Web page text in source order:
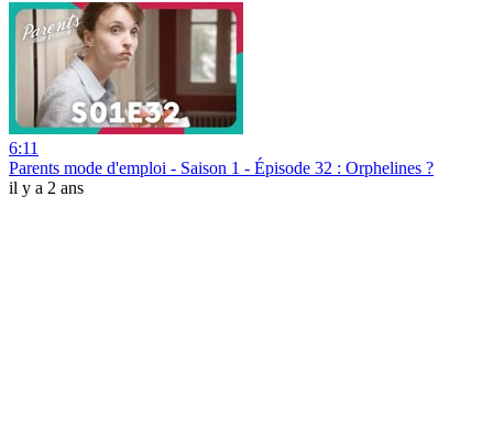
6:11
Parents mode d'emploi - Saison 1 - Épisode 32 : Orphelines ?
il y a 2 ans